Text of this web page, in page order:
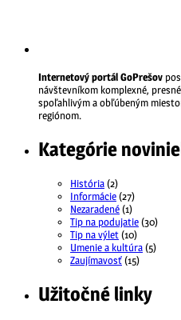
Internetový portál GoPrešov
návštevníkom komplexné,
spoľahlivým a obľúbeným
regiónom.
Kategórie
História(2)
Informácie(27)
Nezaradené(1)
Tip na podujatie(30)
Tip na výlet(10)
Umenie a kultúra(5)
Zaujímavosť(15)
Užitočné linky